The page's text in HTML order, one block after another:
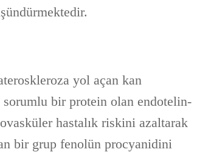
yol açan kan
sorumlu bir protein olan endotelin-
hastalık riskini azaltarak
bir grup fenolün procyanidini